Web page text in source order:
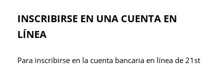
INSCRIBIRSE EN UNA CUENTA EN
LÍNEA
Para inscribirse en la cuenta bancaria en línea de 21st